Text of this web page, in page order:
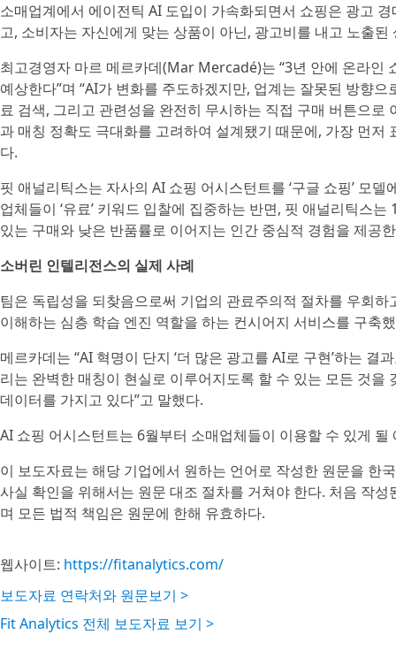
소매업계에서 에이전틱 AI 도입이 가속화되면서 쇼핑은 광고
고, 소비자는 자신에게 맞는 상품이 아닌, 광고비를 내고 노출된
최고경영자 마르 메르카데(Mar Mercadé)는 “3년 안에 온라인
예상한다”며 “AI가 변화를 주도하겠지만, 업계는 잘못된 방향
료 검색, 그리고 관련성을 완전히 무시하는 직접 구매 버튼으
과 매칭 정확도 극대화를 고려하여 설계됐기 때문에, 가장 먼저
다.
핏 애널리틱스는 자사의 AI 쇼핑 어시스턴트를 ‘구글 쇼핑’ 모
업체들이 ‘유료’ 키워드 입찰에 집중하는 반면, 핏 애널리틱스
있는 구매와 낮은 반품률로 이어지는 인간 중심적 경험을 제공
소버린 인텔리전스의 실제 사례
팀은 독립성을 되찾음으로써 기업의 관료주의적 절차를 우회하
이해하는 심층 학습 엔진 역할을 하는 컨시어지 서비스를 구축
메르카데는 “AI 혁명이 단지 ‘더 많은 광고를 AI로 구현’하는 결
리는 완벽한 매칭이 현실로 이루어지도록 할 수 있는 모든 것
데이터를 가지고 있다”고 말했다.
AI 쇼핑 어시스턴트는 6월부터 소매업체들이 이용할 수 있게 될
이 보도자료는 해당 기업에서 원하는 언어로 작성한 원문을 한
사실 확인을 위해서는 원문 대조 절차를 거쳐야 한다. 처음 작
며 모든 법적 책임은 원문에 한해 유효하다.
웹사이트: https://fitanalytics.com/
보도자료 연락처와 원문보기 >
Fit Analytics 전체 보도자료 보기 >